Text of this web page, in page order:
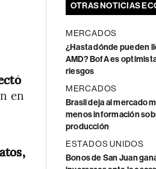
en
OTRAS NOTICIAS
MERCADOS
¿Hasta dónde pueden
AMD? BofA es
riesgos
MERCADOS
Brasil deja al mercado
menos información
producción
ESTADOS UNIDOS
Bonos de San Juan